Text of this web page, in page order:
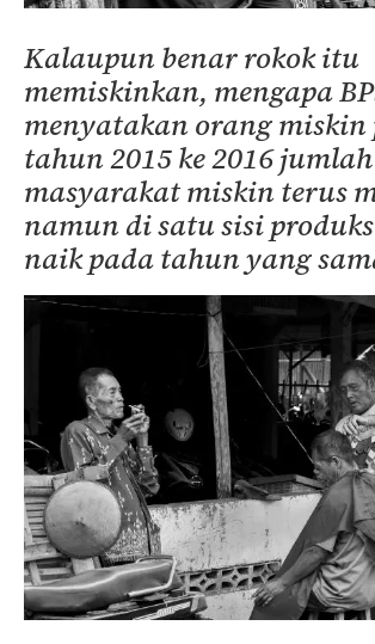
Kalaupun benar rokok itu
memiskinkan, mengapa
menyatakan orang miskin
tahun 2015 ke 2016 jumlah
masyarakat miskin terus
namun di satu sisi
naik pada tahun yang